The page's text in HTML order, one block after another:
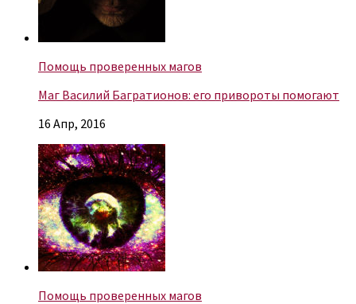
Помощь проверенных магов
Маг Василий Багратионов: его привороты помогают
16 Апр, 2016
Помощь проверенных магов